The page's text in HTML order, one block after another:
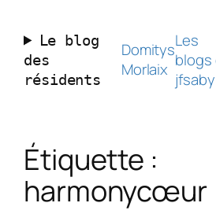
contenuLe blog
des
résidents
Domitys
Morlaix
Les
blogs
jfsaby
Étiquette :
harmonycœur